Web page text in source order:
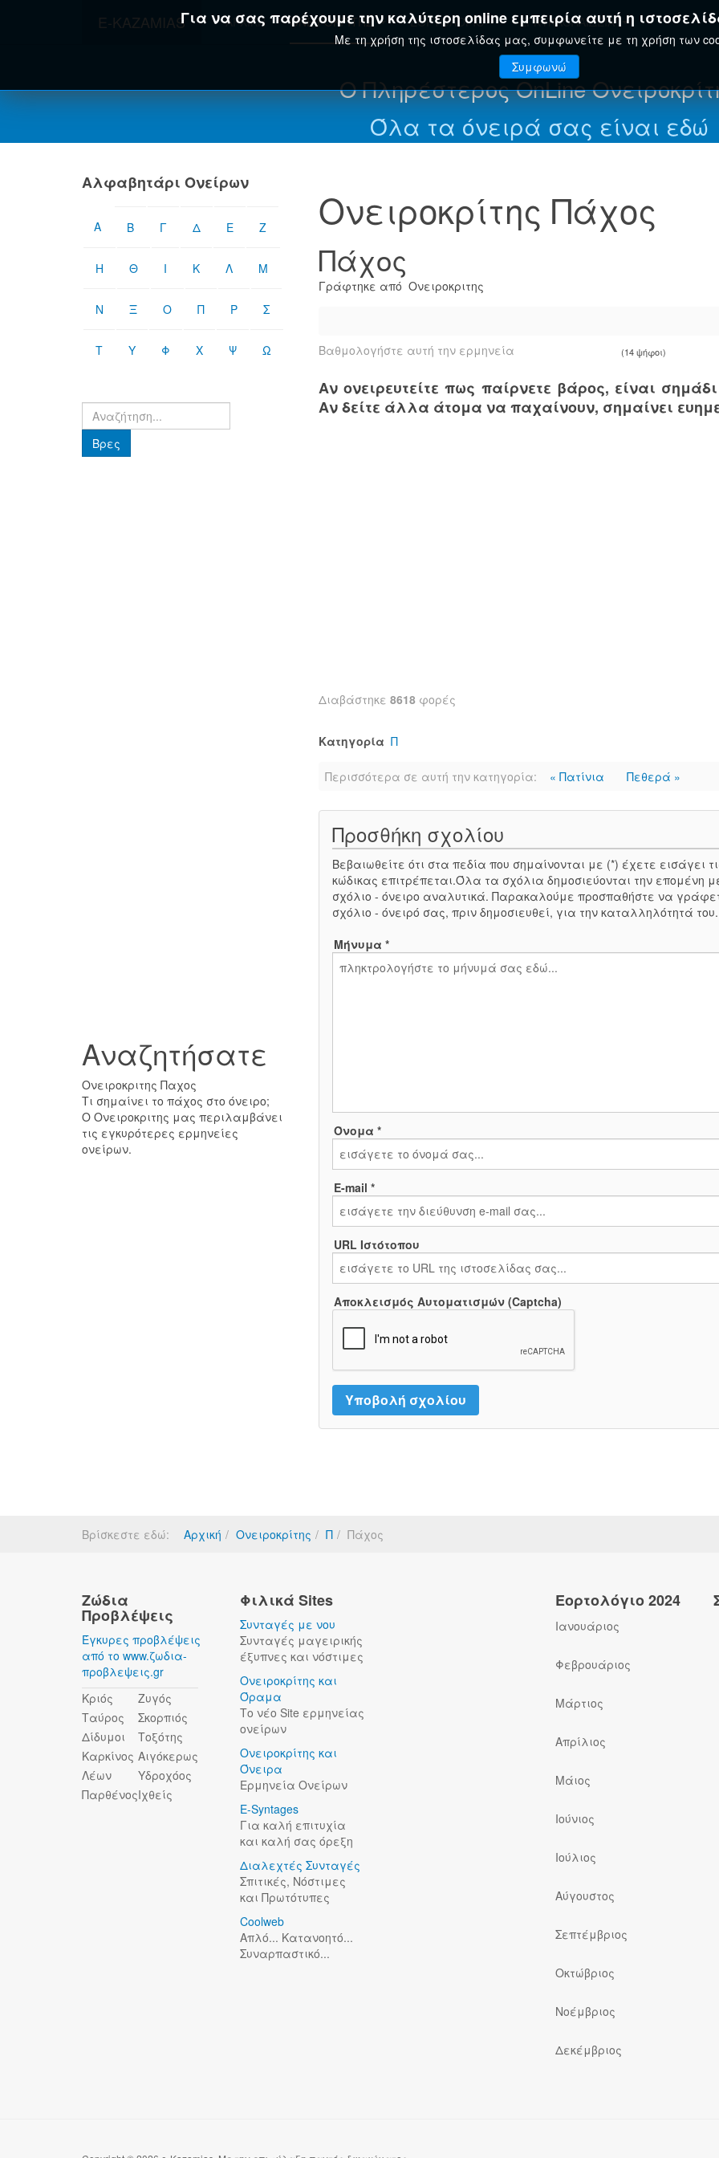
E-KAZAMIASΓια να σας παρέχουμε την καλύτερη online εμπειρία αυτή η
Με τη χρήση της ιστοσελίδας μας, συμφωνείτε με τη χρήση των
Συμφωνώ
ΑΡΧΙΚΉ ΟΝΕΙΡΟΚΡΊΤΗΣ ΕΟΡΤΟΛΌΓΙΟ ΕΓΚΥΚΛΟΠΑΊΔΕΙΑ
Ο Πληρέστερος OnLine
Όλα τα όνειρά σας είναι εδώ
Ονειροκρίτης Πάχος
Πάχος
Γράφτηκε από Ονειροκριτης
Βαθμολογήστε αυτή την ερμηνεία (14 ψήφοι)
Αν ονειρευτείτε πως παίρνετε βάρος, είναι
Αν δείτε άλλα άτομα να παχαίνουν, σημαίνει
Διαβάστηκε 8618 φορές
Κατηγορία Π
Περισσότερα σε αυτή την κατηγορία: « Πατίνια Πεθερά »
Προσθήκη σχολίου
Βεβαιωθείτε ότι στα πεδία που σημαίνονται με (*) έχετε εισάγει
κώδικας επιτρέπεται.Όλα τα σχόλια δημοσιεύονται την επομένη
σχόλιο - όνειρο αναλυτικά. Παρακαλούμε προσπαθήστε να
σχόλιο - όνειρό σας, πριν δημοσιευθεί, για την καταλληλότητά
Μήνυμα *
Όνομα *
E-mail *
URL Ιστότοπου
Αποκλεισμός Αυτοματισμών (Captcha)
Αλφαβητάρι Ονείρων
Α Β Γ Δ Ε Ζ
Η Θ Ι Κ Λ Μ
Ν Ξ Ο Π Ρ Σ
Τ Υ Φ Χ Ψ Ω
Βρες
Βρες
Αναζητήσατε
Ονειροκριτης Παχος
Τι σημαίνει το πάχος στο όνειρο;
Ο Ονειροκριτης μας περιλαμβάνει
τις εγκυρότερες ερμηνείες
ονείρων.
Βρίσκεστε εδώ: Αρχική Ονειροκρίτης Π Πάχος
Ζώδια
Προβλέψεις
Έγκυρες προβλέψεις
από το www.ζωδια-
προβλεψεις.gr
Κριός
Ταύρος
Δίδυμοι
Καρκίνος
Λέων
Παρθένος
Ζυγός
Σκορπιός
Τοξότης
Αιγόκερως
Υδροχόος
Ιχθείς
Φιλικά Sites
Συνταγές με νου
Συνταγές μαγειρικής
έξυπνες και νόστιμες
Ονειροκρίτης και
Όραμα
Το νέο Site ερμηνείας
ονείρων
Ονειροκρίτης και
Όνειρα
Ερμηνεία Ονείρων
E-Syntages
Για καλή επιτυχία
και καλή σας όρεξη
Διαλεχτές Συνταγές
Σπιτικές, Νόστιμες
και Πρωτότυπες
Coolweb
Απλό... Κατανοητό...
Συναρπαστικό...
Εορτολόγιο 2024
Ιανουάριος
Φεβρουάριος
Μάρτιος
Απρίλιος
Μάιος
Ιούνιος
Ιούλιος
Αύγουστος
Σεπτέμβριος
Οκτώβριος
Νοέμβριος
Δεκέμβριος